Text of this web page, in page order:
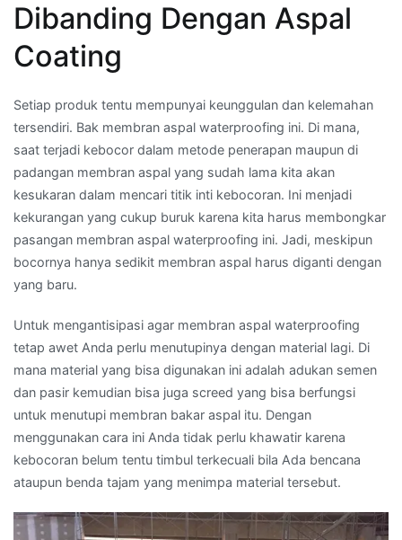
Dibanding Dengan Aspal
Coating
Setiap produk tentu mempunyai keunggulan dan kelemahan
tersendiri. Bak membran aspal waterproofing ini. Di mana,
saat terjadi kebocor dalam metode penerapan maupun di
padangan membran aspal yang sudah lama kita akan
kesukaran dalam mencari titik inti kebocoran. Ini menjadi
kekurangan yang cukup buruk karena kita harus membongkar
pasangan membran aspal waterproofing ini. Jadi, meskipun
bocornya hanya sedikit membran aspal harus diganti dengan
yang baru.
Untuk mengantisipasi agar membran aspal waterproofing
tetap awet Anda perlu menutupinya dengan material lagi. Di
mana material yang bisa digunakan ini adalah adukan semen
dan pasir kemudian bisa juga screed yang bisa berfungsi
untuk menutupi membran bakar aspal itu. Dengan
menggunakan cara ini Anda tidak perlu khawatir karena
kebocoran belum tentu timbul terkecuali bila Ada bencana
ataupun benda tajam yang menimpa material tersebut.